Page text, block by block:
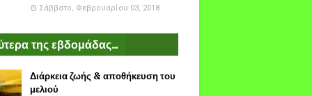
Σάββατο, Φεβρουαρίου 03, 2018
της εβδομάδας...
Διάρκεια ζωής & αποθήκευση του
μελιού